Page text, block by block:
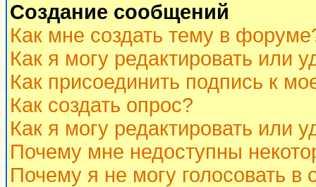
Создание сообщений
Как мне создать тему в
Как я могу редактировать или
Как присоединить подпись к
Как создать опрос?
Как я могу редактировать или
Почему мне недоступны
Почему я не могу голосовать в